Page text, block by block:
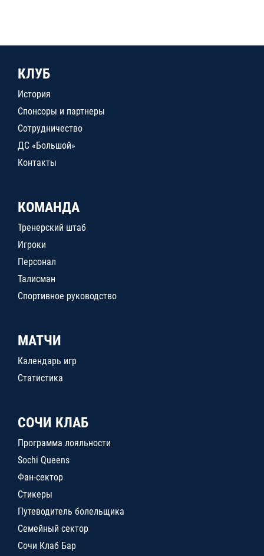
КЛУБ
История
Спонсоры и партнеры
Сотрудничество
ДС «Большой»
Контакты
КОМАНДА
Тренерский штаб
Игроки
Персонал
Талисман
Спортивное руководство
МАТЧИ
Календарь игр
Статистика
СОЧИ КЛАБ
Программа лояльности
Sochi Queens
Фан-сектор
Стикеры
Путеводитель болельщика
Семейный сектор
Сочи Клаб Бар